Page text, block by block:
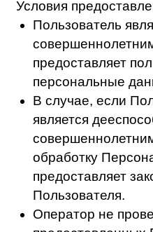
аналогичным
Совершение звонка
продолжение
ПОРЯДОК И
Согласие на обработку
данных начинает
предоставления такого
течение срока,
достижения целей
персональных данных, в
исполнения